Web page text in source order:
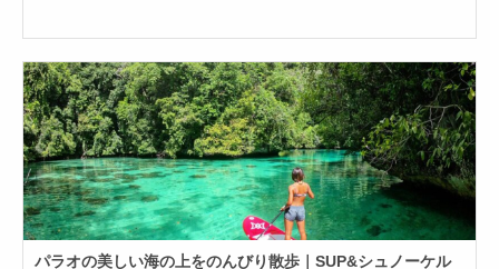
パラオの美しい海の上をのんびり散歩｜SUP&シュノーケル